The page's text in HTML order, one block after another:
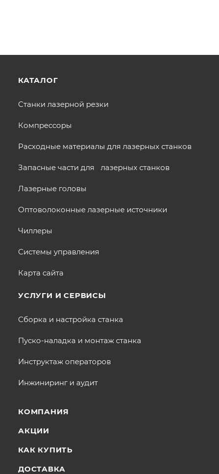
КАТАЛОГ
Станки лазерной резки
Компрессоры
Расходные материалы для лазерных станков
Запасные части для лазерных станков
Лазерные головы
Оптоволоконные лазерные источники
Чиллеры
Системы управления
Карта сайта
УСЛУГИ И СЕРВИСЫ
Сборка и настройка станка
Пуско-наладка и монтаж станка
Инструктаж операторов
Инжиниринг и аудит
КОМПАНИЯ
АКЦИИ
КАК КУПИТЬ
ДОСТАВКА